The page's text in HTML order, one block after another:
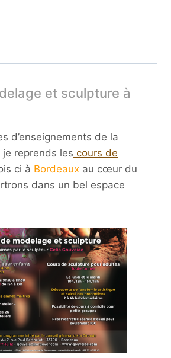
et sculpture à
d’enseignements de la
reprends les cours de
ci à Bordeaux au cœur du
dans un bel espace